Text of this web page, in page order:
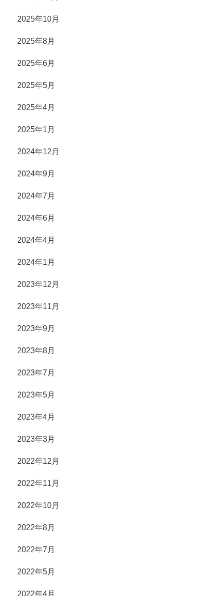
2025年10月
2025年8月
2025年6月
2025年5月
2025年4月
2025年1月
2024年12月
2024年9月
2024年7月
2024年6月
2024年4月
2024年1月
2023年12月
2023年11月
2023年9月
2023年8月
2023年7月
2023年5月
2023年4月
2023年3月
2022年12月
2022年11月
2022年10月
2022年8月
2022年7月
2022年5月
2022年4月